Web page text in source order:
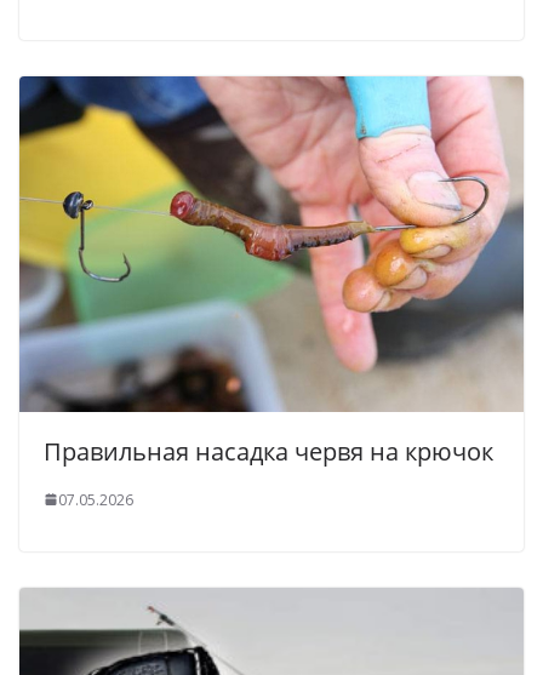
Правильная насадка червя на крючок
07.05.2026